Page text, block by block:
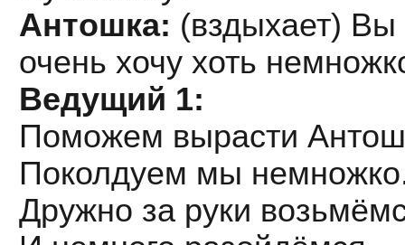
Антошка: (вздыхает)
очень хочу хоть
Ведущий 1:
Поможем вырасти
Поколдуем мы
Дружно за руки